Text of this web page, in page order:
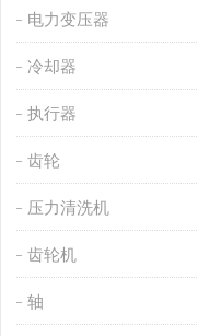
电力变压器
冷却器
执行器
齿轮
压力清洗机
齿轮机
轴